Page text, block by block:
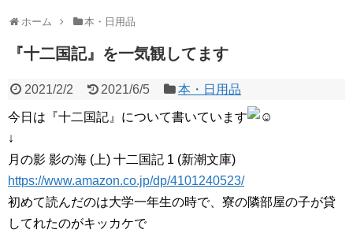
ホーム 本・日用品
『十二国記』を一気観してます
2021/2/2 2021/6/5 本・日用品
今日は『十二国記』について書いています
↓
月の影 影の海 (上) 十二国記 1 (新潮文庫)
https://www.amazon.co.jp/dp/4101240523/
初めて読んだのは大学一年生の時で、寮の隣部屋の子が貸
してれたのがキッカケで